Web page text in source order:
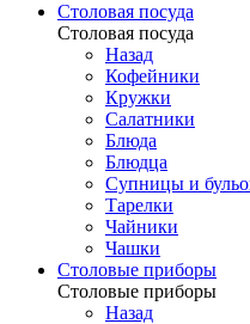
Столовая посуда
Столовая посуда
Назад
Кофейники
Кружки
Салатники
Блюда
Блюдца
Супницы и
Тарелки
Чайники
Чашки
Cтоловые приборы
Cтоловые приборы
Назад